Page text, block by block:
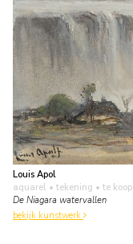
Louis Apol
aquarel • tekening • te koop
De Niagara watervallen
bekijk kunstwerk